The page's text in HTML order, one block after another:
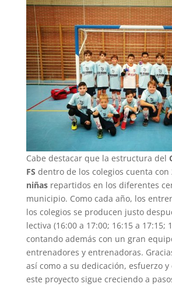
Cabe destacar que la estructura del
FS dentro de los colegios cuenta con
niñasrepartidos en los diferentes
municipio. Como cada año, los
los colegios se producen justo
lectiva (16:00 a 17:00; 16:15 a 17:15;
contando además con un gran
entrenadores y entrenadoras.
así como a su dedicación, esfuerzo
este proyecto sigue creciendo a